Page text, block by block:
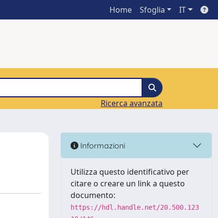
Home Sfoglia IT
Ricerca avanzata
Informazioni
Utilizza questo identificativo per
citare o creare un link a questo
documento:
https://hdl.handle.net/20.500.123